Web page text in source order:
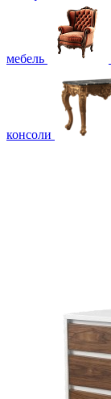
мебель
консоли